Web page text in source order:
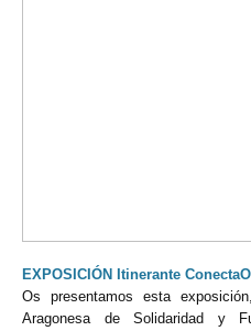
EXPOSICIÓN Itinerante
Os presentamos esta
Aragonesa de Solidaridad y